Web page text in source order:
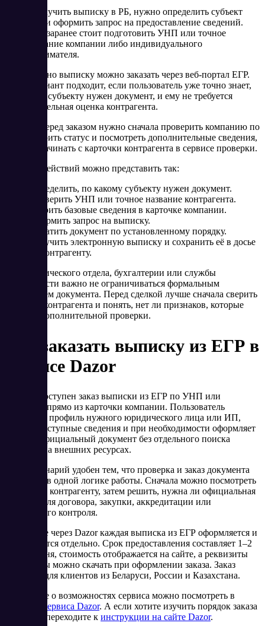
Чтобы получить выписку в РБ, нужно определить субъект
проверки и оформить запрос на предоставление сведений.
Для этого заранее стоит подготовить УНП или точное
наименование компании либо индивидуального
предпринимателя.
Официально выписку можно заказать через веб-портал ЕГР.
Такой вариант подходит, если пользователь уже точно знает,
по какому субъекту нужен документ, и ему не требуется
предварительная оценка контрагента.
Если же перед заказом нужно сначала проверить компанию по
УНП, сверить статус и посмотреть дополнительные сведения,
удобнее начинать с карточки контрагента в сервисе проверки.
Порядок действий можно представить так:
Определить, по какому субъекту нужен документ.
Проверить УНП или точное название контрагента.
Сверить базовые сведения в карточке компании.
Оформить запрос на выписку.
Оплатить документ по установленному порядку.
Получить электронную выписку и сохранить её в досье
по контрагенту.
Для юридического отдела, бухгалтерии или службы
безопасности важно не ограничиваться формальным
получением документа. Перед сделкой лучше сначала сверить
карточку контрагента и понять, нет ли признаков, которые
требуют дополнительной проверки.
Как заказать выписку из ЕГР в
сервисе Dazor
В Dazor доступен заказ выписки из ЕГР по УНП или
названию прямо из карточки компании. Пользователь
открывает профиль нужного юридического лица или ИП,
изучает доступные сведения и при необходимости оформляет
заказ на официальный документ без отдельного поиска
субъекта на внешних ресурсах.
Такой сценарий удобен тем, что проверка и заказ документа
находятся в одной логике работы. Сначала можно посмотреть
данные по контрагенту, затем решить, нужна ли официальная
выписка для договора, закупки, аккредитации или
внутреннего контроля.
При заказе через Dazor каждая выписка из ЕГР оформляется и
оплачивается отдельно. Срок предоставления составляет 1–2
рабочих дня, стоимость отображается на сайте, а реквизиты
для оплаты можно скачать при оформлении заказа. Заказ
доступен для клиентов из Беларуси, России и Казахстана.
Подробнее о возможностях сервиса можно посмотреть в
карточке сервиса Dazor. А если хотите изучить порядок заказа
выписки, переходите к инструкции на сайте Dazor.